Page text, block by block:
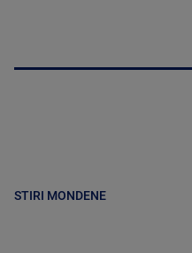
STIRI MONDENE